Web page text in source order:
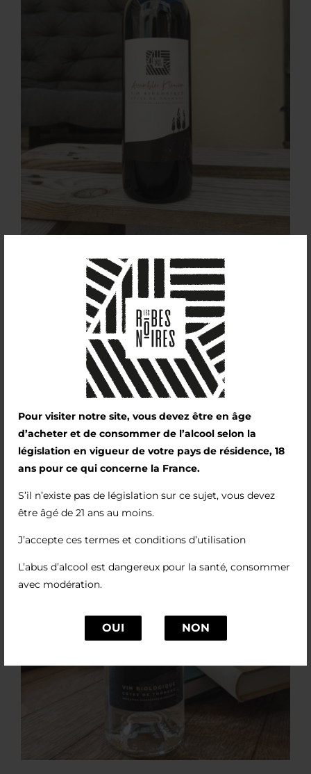
Pour visiter notre site, vous devez être en âge
d’acheter et de consommer de l’alcool selon la
législation en vigueur de votre pays de résidence, 18
ans pour ce qui concerne la France.
S’il n’existe pas de législation sur ce sujet, vous devez
être âgé de 21 ans au moins.
J’accepte ces termes et conditions d’utilisation
L’abus d’alcool est dangereux pour la santé, consommer
avec modération.
OUI NON
Assemblée Plénière
(2021) Elevé en fûts
de chêne
19,50€